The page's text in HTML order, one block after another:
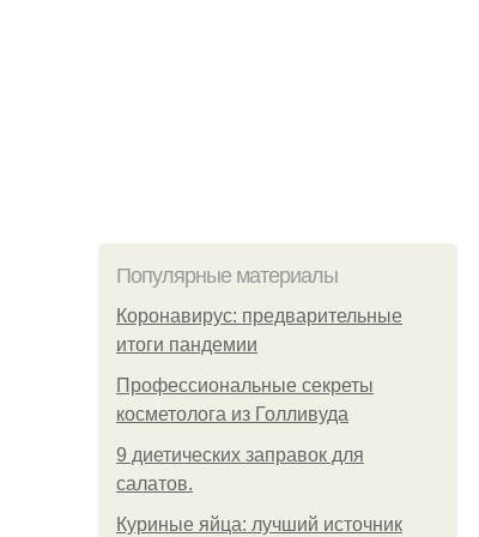
Популярные материалы
Коронавирус: предварительные
итоги пандемии
Профессиональные секреты
косметолога из Голливуда
9 диетических заправок для
салатов.
Куриные яйца: лучший источник